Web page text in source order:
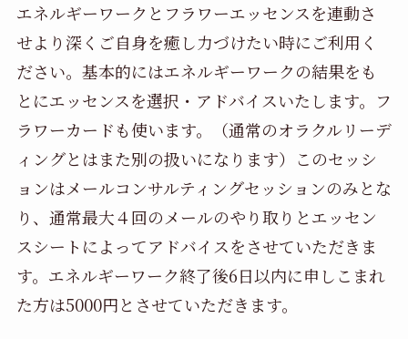
エネルギーワークとフラワーエッセンスを連動さ
せより深くご自身を癒し力づけたい時にご利用く
ださい。基本的にはエネルギーワークの結果をも
とにエッセンスを選択・アドバイスいたします。フ
ラワーカードも使います。（通常のオラクルリーデ
ィングとはまた別の扱いになります）このセッシ
ョンはメールコンサルティングセッションのみとな
り、通常最大４回のメールのやり取りとエッセン
スシートによってアドバイスをさせていただきま
す。エネルギーワーク終了後6日以内に申しこまれ
た方は5000円とさせていただきます。